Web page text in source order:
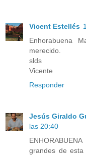
Vicent Estellés
Enhorabuena
merecido.
slds
Vicente
Responder
Jesús Giraldo
las 20:40
grandes de